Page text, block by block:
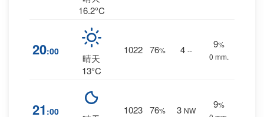
16.2°C
20:00
晴天
13°C
1022 76% 4 --
9%
0 mm.
21 :00 1023 76% 3 NW
9%